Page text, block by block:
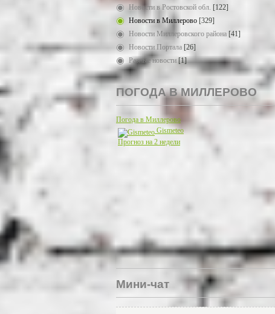
Новости в Ростовской обл. [122]
Новости в Миллерово [329]
Новости Миллеровского района [41]
Новости Портала [26]
Разные новости [1]
ПОГОДА В МИЛЛЕРОВО
Погода в Миллерово
Gismeteo
Прогноз на 2 недели
Мини-чат